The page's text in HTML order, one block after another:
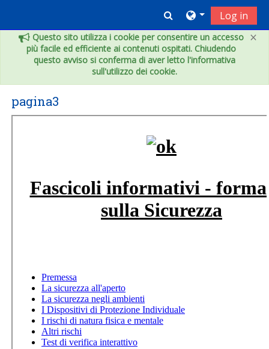
×
Questo sito utilizza i cookie per consentire un accesso
più facile ed efficiente ai contenuti ospitati. Chiudendo
questo avviso si conferma di aver letto l'informativa
sull'utilizzo dei cookie.
Toggle search
Log in
pagina3